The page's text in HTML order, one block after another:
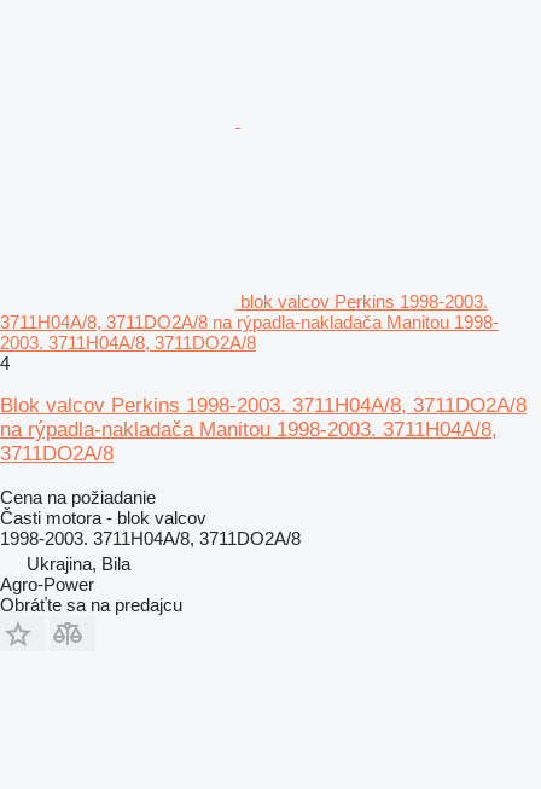
blok valcov Perkins 1998-2003.
3711H04A/8, 3711DO2A/8 na rýpadla-nakladača Manitou 1998-
2003. 3711H04A/8, 3711DO2A/8
4
Blok valcov Perkins 1998-2003. 3711H04A/8, 3711DO2A/8
na rýpadla-nakladača Manitou 1998-2003. 3711H04A/8,
3711DO2A/8
Cena na požiadanie
Časti motora - blok valcov
1998-2003. 3711H04A/8, 3711DO2A/8
Ukrajina, Bila
Agro-Power
Obráťte sa na predajcu